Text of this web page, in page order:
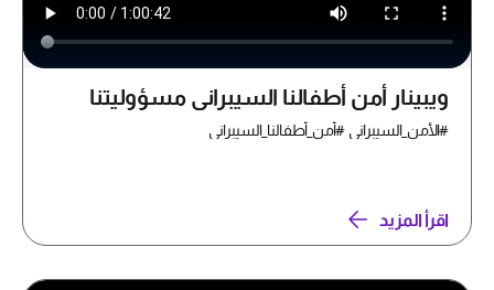
ويبينار أمن أطفالنا السيبراني مسؤوليتنا
#الأمن_السيبراني #أمن_أطفالنا_السيبراني
اقرأ المزيد